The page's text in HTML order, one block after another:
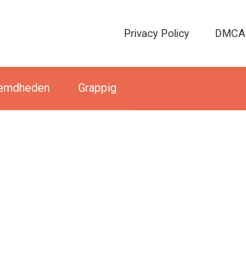
Privacy Policy DMCA
Grappig